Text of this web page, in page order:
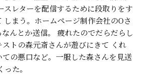
スレターを配信するために段取りをす
しまう。ホームページ制作会社のOさ
んとか送信。
疲れたのでだらだらし
トの森元斎さんが遊びにきて くれ
の悪口など。一服した森さんを見送
た。